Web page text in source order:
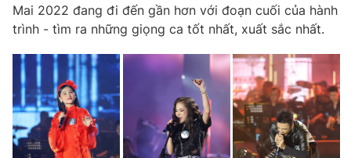
Mai 2022 đang đi đến gần hơn với đoạn cuối của hành
trình - tìm ra những giọng ca tốt nhất, xuất sắc nhất.